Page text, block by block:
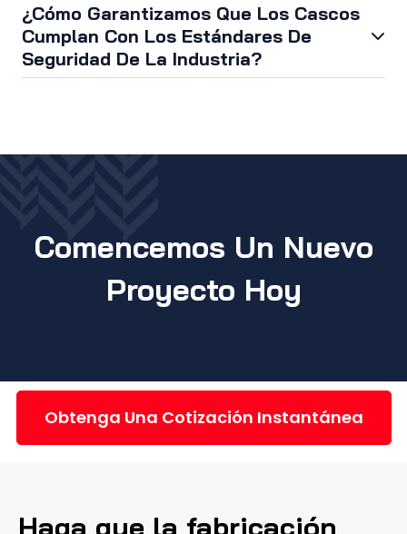
¿Cómo Garantizamos Que Los Cascos
Cumplan Con Los Estándares De
Seguridad De La Industria?
Comencemos Un Nuevo
Proyecto Hoy
Obtenga Una Cotización Instantánea
Haga que la fabricación